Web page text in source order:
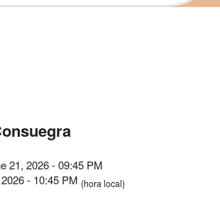
21, 2026 - 09:45 PM
- 10:45 PM (hora local)